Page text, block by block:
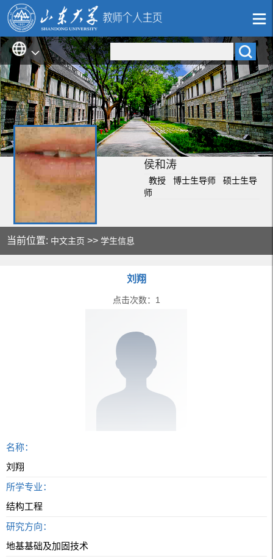
侯和涛
教授 博士生导师 硕士生导
师
当前位置: 中文主页 >>学生信息
刘翔
点击次数： 1
名称：
刘翔
所学专业：
结构工程
研究方向：
地基基础及加固技术